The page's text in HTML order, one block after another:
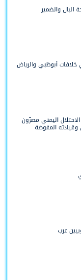
البال والضمير
أبوظبي والرياض
اليمني مصرّون
المفوضة
عرب